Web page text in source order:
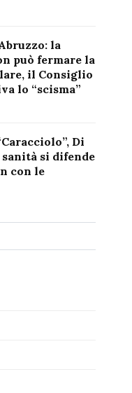
la
può fermare la
il Consiglio
lo “scisma”
Di
si difende
con le